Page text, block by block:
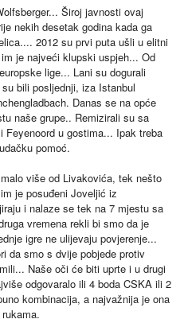
Široj javnosti ovaj
nekih desetak godina kada ga
2012 su prvi puta ušli u elitni
je najveći klupski uspjeh... Od
lige... Lani su dogurali
bili posljednji, iza Istanbul
Danas se na opće
naše grupe.. Remizirali su sa
u gostima... Ipak treba
pomoć.
više od Livakovića, tek nešto
je posuđeni Joveljić iz
i nalaze se tek na 7 mjestu sa
vremena rekli bi smo da je
igre ne ulijevaju povjerenje...
da smo s dvije pobjede protiv
Naše oči će biti uprte i u drugi
odgovaralo ili 4 boda CSKA ili 2
kombinacija, a najvažnija je ona